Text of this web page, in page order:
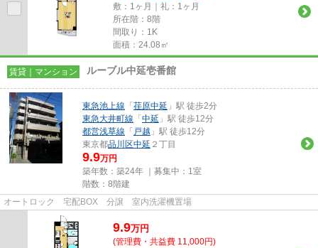
敷：1ヶ月｜礼：1ヶ月
所在階：8階
間取り：1K
面積：24.08㎡
賃貸｜マンション ルーブル中延壱番館
東急池上線 「 荏原中延 」駅 徒歩2分
東急大井町線 「 中延 」駅 徒歩12分
都営浅草線 「 戸越 」駅 徒歩12分
東京都品川区中延 ２丁目
9.9万円
築年数：築24年 ｜募集中： 1室
階数：8階建
オートロック 宅配BOX 分譲 室内洗濯機置場
9.9万円
(管理費・共益費 11,000円)